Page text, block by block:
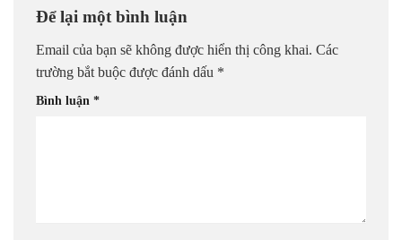
Để lại một bình luận
Email của bạn sẽ không được hiển thị công khai. Các
trường bắt buộc được đánh dấu *
Bình luận *